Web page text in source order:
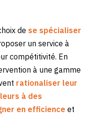
de se spécialiser
un service à
compétitivité. En
à une gamme
rationaliser leur
à des
en efficience et